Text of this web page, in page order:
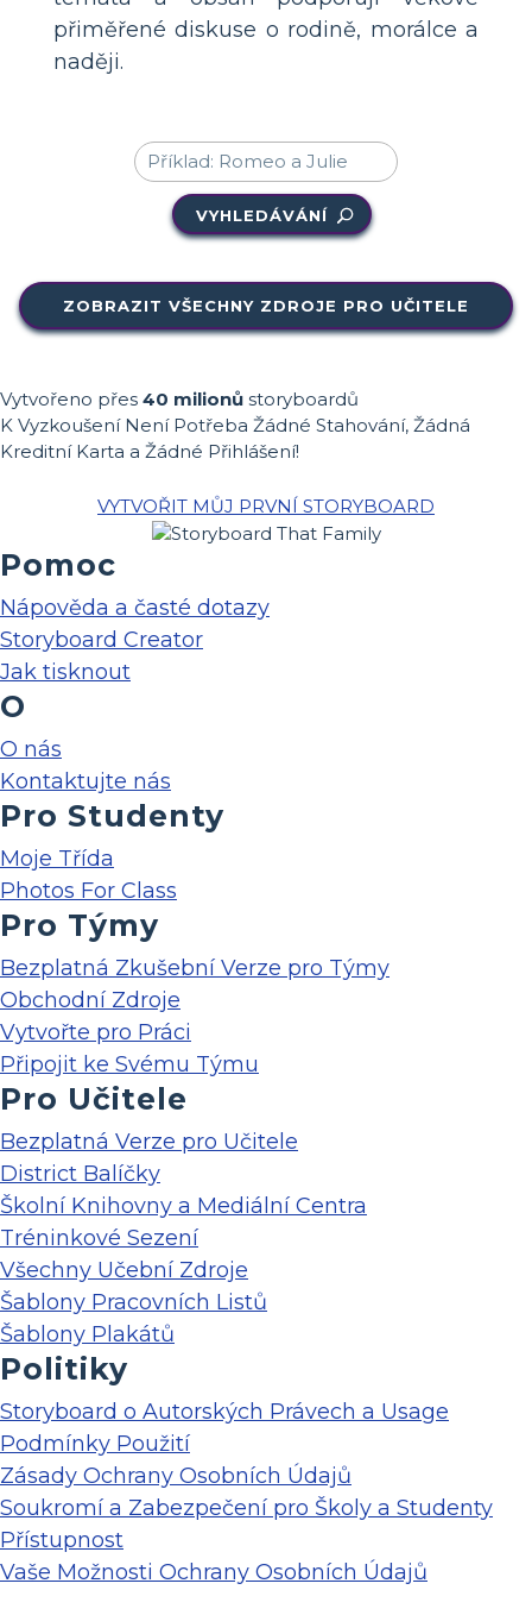
přiměřené diskuse o rodině, morálce a
naději.
VYHLEDÁVÁNÍ
ZOBRAZIT VŠECHNY ZDROJE PRO UČITELE
Vytvořeno přes 40 milionů storyboardů
K Vyzkoušení Není Potřeba Žádné Stahování, Žádná
Kreditní Karta a Žádné Přihlášení!
VYTVOŘIT MŮJ PRVNÍ STORYBOARD
Pomoc
Nápověda a časté dotazy
Storyboard Creator
Jak tisknout
O
O nás
Kontaktujte nás
Pro Studenty
Moje Třída
Photos For Class
Pro Týmy
Bezplatná Zkušební Verze pro Týmy
Obchodní Zdroje
Vytvořte pro Práci
Připojit ke Svému Týmu
Pro Učitele
Bezplatná Verze pro Učitele
District Balíčky
Školní Knihovny a Mediální Centra
Tréninkové Sezení
Všechny Učební Zdroje
Šablony Pracovních Listů
Šablony Plakátů
Politiky
Storyboard o Autorských Právech a Usage
Podmínky Použití
Zásady Ochrany Osobních Údajů
Soukromí a Zabezpečení pro Školy a Studenty
Přístupnost
Vaše Možnosti Ochrany Osobních Údajů